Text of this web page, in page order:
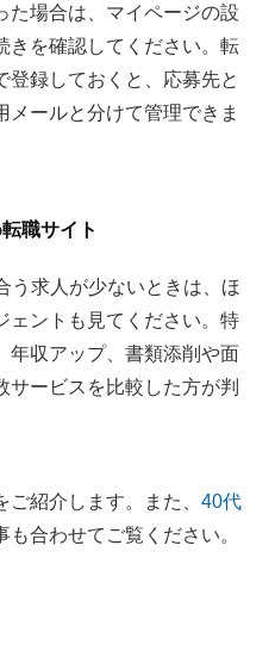
た場合は、マイページの設
きを確認してください。転
登録しておくと、応募先と
ールと分けて管理できま
職サイト
う求人が少ないときは、ほ
ェントも見てください。特
年収アップ、書類添削や面
ービスを比較した方が判
ご紹介します。また、 40代
も合わせてご覧ください。